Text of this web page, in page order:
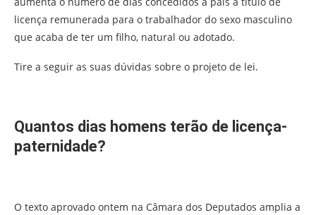
licença remunerada para o trabalhador do sexo masculino
que acaba de ter um filho, natural ou adotado.
Tire a seguir as suas dúvidas sobre o projeto de lei.
Quantos dias homens terão de licença-
paternidade?
O texto aprovado ontem na Câmara dos Deputados amplia a